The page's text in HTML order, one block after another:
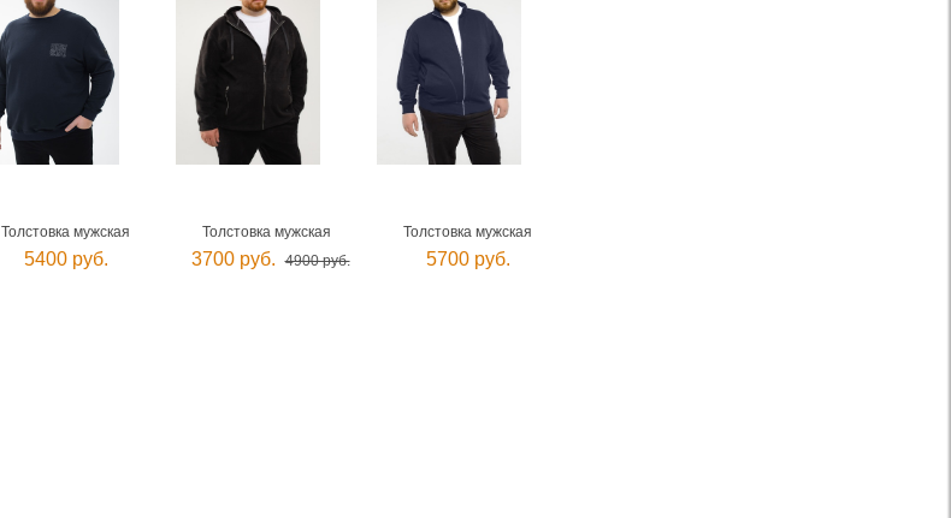
Толстовка мужская
5400 руб.
Толстовка мужская
3700 руб. 4900 руб.
Толстовка мужская
5700 руб.